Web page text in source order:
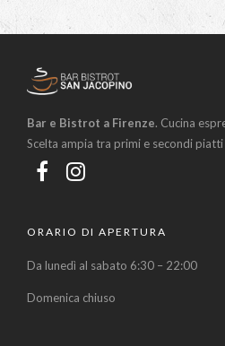
Bar e Bistrot a Firenze. Cucina
Scelta ampia tra primi e secondi
ORARIO DI APERTURA
Da lunedì al sabato 6:30 – 22:00
Domenica chiuso